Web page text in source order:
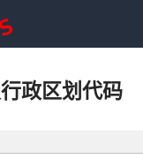
政区划代码